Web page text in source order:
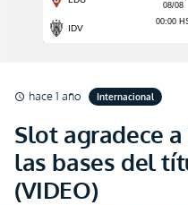
schedule hace 1 año Internacional
Slot agradece
las bases del
(VIDEO)